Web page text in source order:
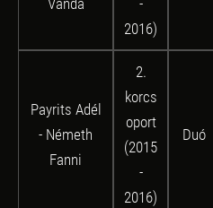
Vanda
-
2016)
Payrits Adél
- Németh
Fanni
2.
korcs
oport
(2015
-
2016)
Duó